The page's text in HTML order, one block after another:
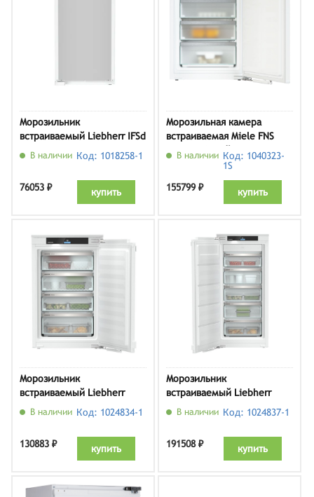
Морозильник
встраиваемый Liebherr IFSd
3904В наличии Код: 1018258-1
76053 ₽ купить
Морозильная камера
встраиваемая Miele FNS
7040 D, белый
В наличии Код: 1040323-
1S
155799 ₽
купить
Морозильник
встраиваемый Liebherr
IFNci 3954
В наличии Код: 1024834-1
130883 ₽ купить
Морозильник
встраиваемый Liebherr
SIFNdi 4155
В наличии Код: 1024837-1
191508 ₽ купить